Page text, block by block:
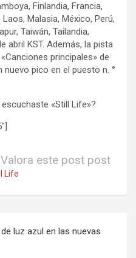
Finlandia, Francia,
Malasia, México, Perú,
Taiwán, Tailandia,
abril KST. Además, la pista
principales» de
nuevo pico en el puesto n. °
escuchaste «Still Life»?
Valora este post post
Life
luz azul en las nuevas